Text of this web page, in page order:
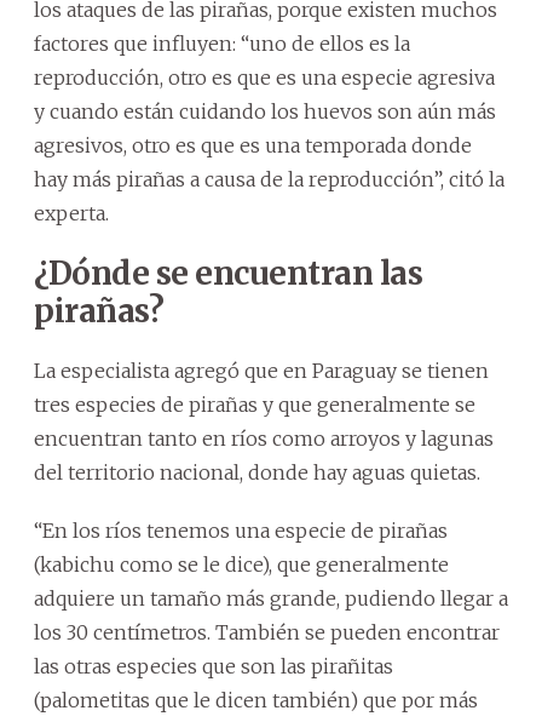
los ataques de las pirañas, porque existen muchos
factores que influyen: “uno de ellos es la
reproducción, otro es que es una especie agresiva
y cuando están cuidando los huevos son aún más
agresivos, otro es que es una temporada donde
hay más pirañas a causa de la reproducción”, citó la
experta.
¿Dónde se encuentran las
pirañas?
La especialista agregó que en Paraguay se tienen
tres especies de pirañas y que generalmente se
encuentran tanto en ríos como arroyos y lagunas
del territorio nacional, donde hay aguas quietas.
“En los ríos tenemos una especie de pirañas
(kabichu como se le dice), que generalmente
adquiere un tamaño más grande, pudiendo llegar a
los 30 centímetros. También se pueden encontrar
las otras especies que son las pirañitas
(palometitas que le dicen también) que por más